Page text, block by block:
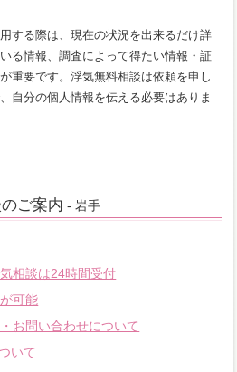
する際は、現在の状況を出来るだけ詳
る情報、調査によって得たい情報・証
重要です。浮気無料相談は依頼を申し
自分の個人情報を伝える必要はありま
ご案内 - 岩手
相談は24時間受付
可能
お問い合わせについて
いて